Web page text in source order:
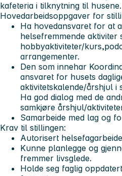
kafeteria i tilknytning til husene.
Hovedarbeidsoppgaver for
Ha hovedansvaret for at
helsefremmende aktiviter
hobbyaktiviteter/
arrangementer.
Den som innehar
ansvaret for husets
aktivitetskalende/årshjul i
Ha god dialog med de
samkjøre årshjul/
Samarbeide med lag og
Krav til stillingen:
Autorisert
Kunne planlegge og
fremmer livsglede.
Holde seg faglig